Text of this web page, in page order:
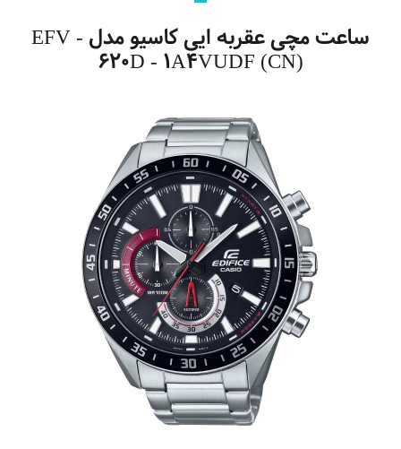
ساعت مچی عقربه ایی کاسیو مدل EFV -
620D - 1A4VUDF (CN)